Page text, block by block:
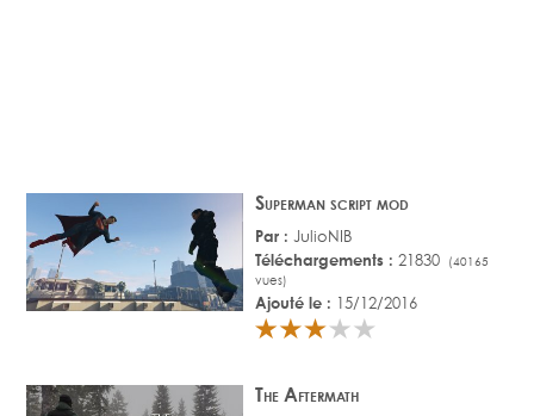
Superman script mod
Par : JulioNIB
Téléchargements : 21830
(40165
vues)
Ajouté le : 15/12/2016
The Aftermath